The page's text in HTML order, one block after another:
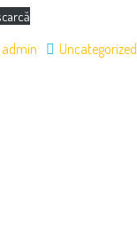
admin
Uncategorized